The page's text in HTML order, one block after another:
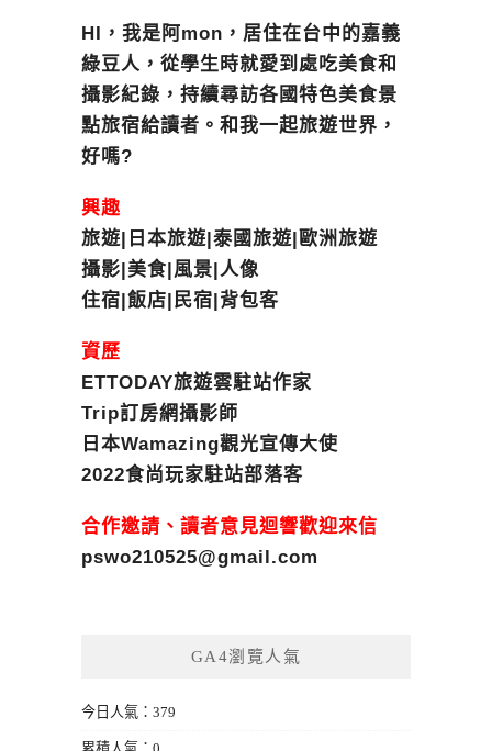
HI，我是阿mon，居住在台中的嘉義
綠豆人，從學生時就愛到處吃美食和
攝影紀錄，持續尋訪各國特色美食景
點旅宿給讀者。和我一起旅遊世界，
好嗎?
興趣
旅遊|日本旅遊|泰國旅遊|歐洲旅遊
攝影|美食|風景|人像
住宿|飯店|民宿|背包客
資歷
ETTODAY旅遊雲駐站作家
Trip訂房網攝影師
日本Wamazing觀光宣傳大使
2022食尚玩家駐站部落客
合作邀請、讀者意見迴響歡迎來信
pswo210525@gmail.com
GA4瀏覽人氣
今日人氣：379